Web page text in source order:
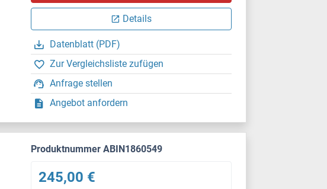
Details
Datenblatt (PDF)
Zur Vergleichsliste zufügen
Anfrage stellen
Angebot anfordern
Produktnummer ABIN1860549
245,00 €